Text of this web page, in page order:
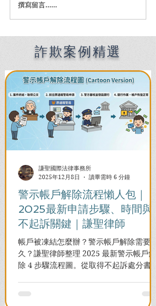
借帳戶竟變共犯？專辦洗
錢律師成功爭取不起訴，
撰寫留言......
詐欺案例精選
警示帳戶解除流程懶人包｜
2025最新申請步驟、時間與
不起訴關鍵｜謙聖律師
帳戶被凍結怎麼辦？警示帳戶解除需要多
久？謙聖律師整理 2025 最新警示帳戶解
除 4 步驟流程圖。從取得不起訴處分書到
謙聖國際法律事務所
2025年12月8日
讀畢需時 6 分鐘